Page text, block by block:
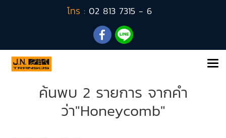
โทร : 02 813 7315 - 6
ค้นพบ 2 รายการ จากคำ
ว่า"Honeycomb"